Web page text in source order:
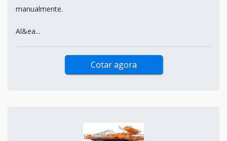
manualmente.
Al&ea...
Cotar agora